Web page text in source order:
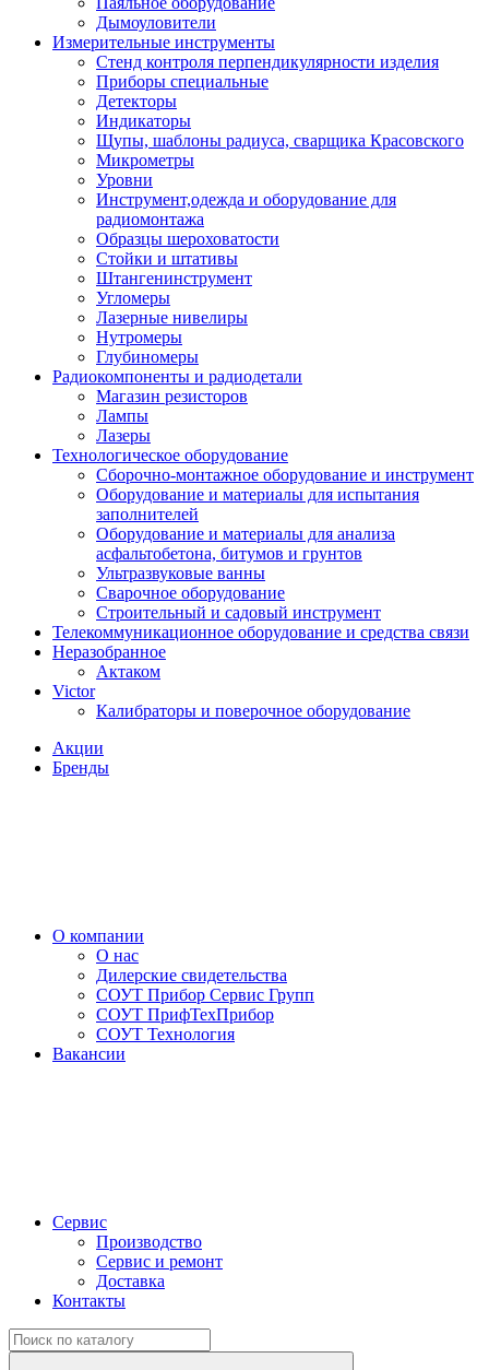
Дымоуловители
Измерительные инструменты
Стенд контроля перпендикулярности изделия
Приборы специальные
Детекторы
Индикаторы
Щупы, шаблоны радиуса, сварщика Красовского
Микрометры
Уровни
Инструмент,одежда и оборудование для
радиомонтажа
Образцы шероховатости
Стойки и штативы
Штангенинструмент
Угломеры
Лазерные нивелиры
Нутромеры
Глубиномеры
Радиокомпоненты и радиодетали
Магазин резисторов
Лампы
Лазеры
Технологическое оборудование
Сборочно-монтажное оборудование и инструмент
Оборудование и материалы для испытания
заполнителей
Оборудование и материалы для анализа
асфальтобетона, битумов и грунтов
Ультразвуковые ванны
Сварочное оборудование
Строительный и садовый инструмент
Телекоммуникационное оборудование и средства связи
Неразобранное
Актаком
Victor
Калибраторы и поверочное оборудование
Акции
Бренды
О компании
О нас
Дилерские свидетельства
СОУТ Прибор Сервис Групп
СОУТ ПрифТехПрибор
СОУТ Технология
Вакансии
Сервис
Производство
Сервис и ремонт
Доставка
Контакты